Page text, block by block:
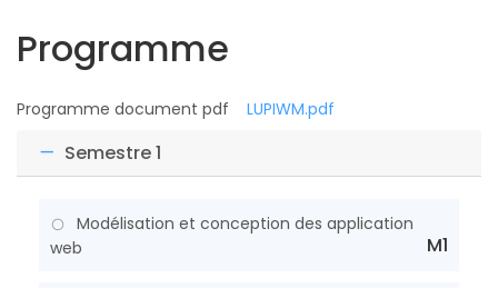
Programme
Programme document pdf LUPIWM.pdf
Semestre 1
Modélisation et conception des application
web
M1